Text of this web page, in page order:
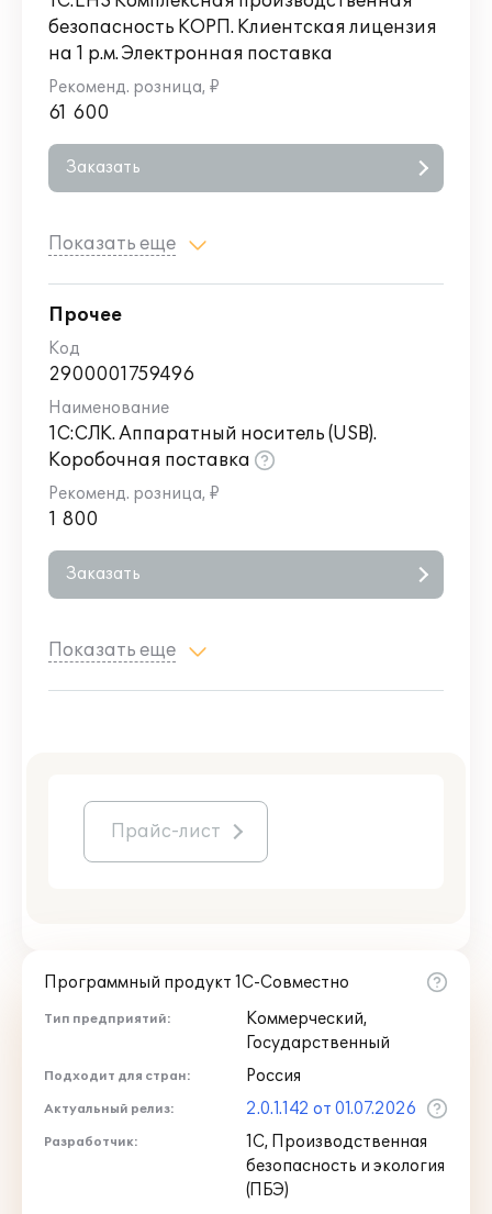
безопасность КОРП. Клиентская лицензия
на 1 р.м. Электронная поставка
61 600
Заказать
Показать еще
Прочее
2900001759496
1С:СЛК. Аппаратный носитель (USB).
Коробочная поставка
1 800
Заказать
Показать еще
Прайс-лист
Программный продукт 1С-Совместно
Тип предприятий:
Коммерческий,
Государственный
Подходит для стран: Россия
Актуальный релиз: 2.0.1.142 от 01.07.2026
Разработчик:
1С, Производственная
безопасность и экология
(ПБЭ)